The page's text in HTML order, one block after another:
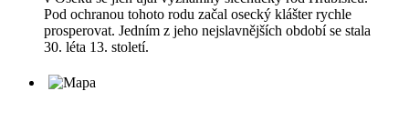
Pod ochranou tohoto rodu začal osecký klášter rychle
prosperovat. Jedním z jeho nejslavnějších období se stala
30. léta 13. století.